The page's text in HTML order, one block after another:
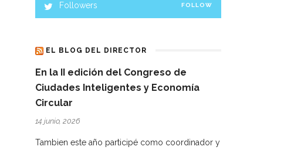
Followers FOLLOW
EL BLOG DEL DIRECTOR
En la II edición del Congreso de
Ciudades Inteligentes y Economía
Circular
14 junio, 2026
Tambien este año participé como coordinador y